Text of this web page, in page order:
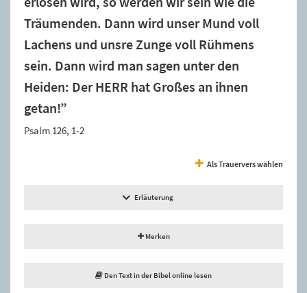
Träumenden. Dann wird unser Mund voll
Lachens und unsre Zunge voll Rühmens
sein. Dann wird man sagen unter den
Heiden: Der HERR hat Großes an ihnen
getan!”
Psalm 126, 1-2
Als Trauervers wählen
Erläuterung
Merken
Den Text in der Bibel online lesen